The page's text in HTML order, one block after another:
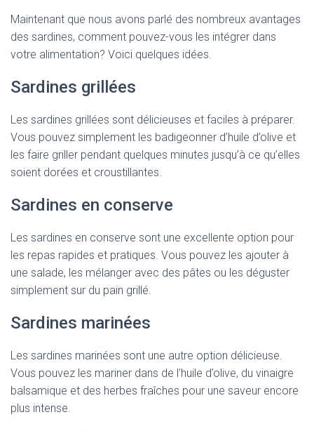
Maintenant que nous avons parlé des nombreux avantages
des sardines, comment pouvez-vous les intégrer dans
votre alimentation? Voici quelques idées.
Sardines grillées
Les sardines grillées sont délicieuses et faciles à préparer.
Vous pouvez simplement les badigeonner d’huile d’olive et
les faire griller pendant quelques minutes jusqu’à ce qu’elles
soient dorées et croustillantes.
Sardines en conserve
Les sardines en conserve sont une excellente option pour
les repas rapides et pratiques. Vous pouvez les ajouter à
une salade, les mélanger avec des pâtes ou les déguster
simplement sur du pain grillé.
Sardines marinées
Les sardines marinées sont une autre option délicieuse.
Vous pouvez les mariner dans de l’huile d’olive, du vinaigre
balsamique et des herbes fraîches pour une saveur encore
plus intense.